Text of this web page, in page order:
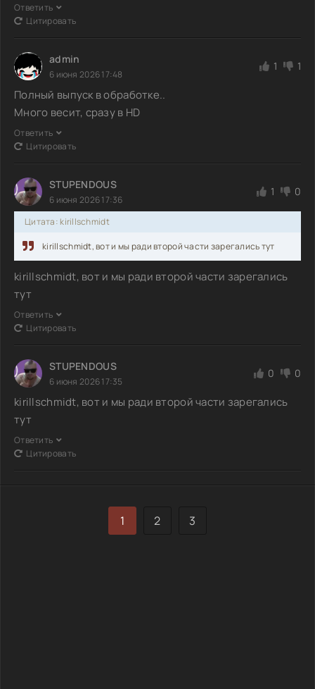
Ответить
Цитировать
admin
6 июня 2026 17:48
1 1
Полный выпуск в обработке..
Много весит, сразу в HD
Ответить
Цитировать
STUPENDOUS
6 июня 2026 17:36
1 0
Цитата: kirillschmidt
kirillschmidt, вот и мы ради второй части зарегались тут
kirillschmidt, вот и мы ради второй части зарегались
тут
Ответить
Цитировать
STUPENDOUS
6 июня 2026 17:35
0 0
kirillschmidt, вот и мы ради второй части зарегались
тут
Ответить
Цитировать
1 2 3